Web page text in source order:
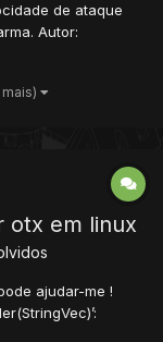
de ataque
Autor:
em
otx em linux
ajudar-me !